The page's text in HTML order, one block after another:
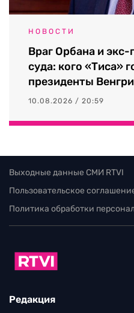
НОВОСТИ
Враг Орбана и экс-
суда: кого «Тиса»
президенты
10.08.2026 / 20:59
Выходные данные СМИ RTVI
Пользовательское
Политика обработки
Редакция